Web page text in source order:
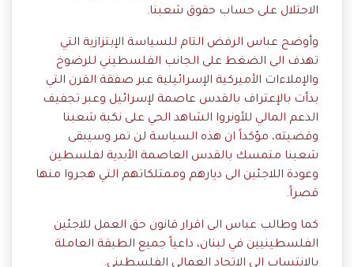
الاحتلال على حساب حقوق شعبنا.
وأوضح عباس الرفض التام للسياسة الإبتزازية التي
تهدف الى الضغط على الجانب الفلسطيني للرضوخ
والإملاءات الأميركية الإسرائيلية عبر صفقة القرن التي
بدأت بالإعتراف بالقدس عاصمة لإسرائيل وعبر تجفيف
الدعم المالي للأونروا الشاهد الحي على نكبة شعبنا
وقضيته، مؤكداً ان هذه السياسة لن تمر وسيبقى
شعبنا متمسك بالقدس العاصمة الأبدية لفلسطين
وعودة اللاجئين الى ديارهم وممتلكاتهم التي هجروا منها
قصراً.
كما وطالب عباس الى اقرار قانون حق العمل للاجئين
الفلسطينيين في لبنان، داعياً جميع الطبقة العاملة
بالانتساب الى الاتحاد العمالي الفلسطيني.